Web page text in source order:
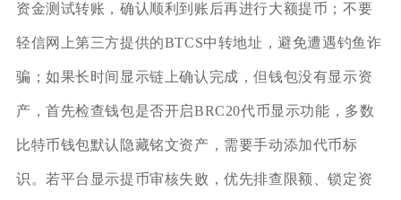
资金测试转账，确认顺利到账后再进行大额提币；不要
轻信网上第三方提供的BTCS中转地址，避免遭遇钓鱼诈
骗；如果长时间显示链上确认完成，但钱包没有显示资
产，首先检查钱包是否开启BRC20代币显示功能，多数
比特币钱包默认隐藏铭文资产，需要手动添加代币标
识。若平台显示提币审核失败，优先排查限额、锁定资